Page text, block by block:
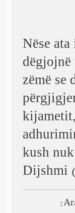
Nëse
zëmë se
kush
Dijshmi